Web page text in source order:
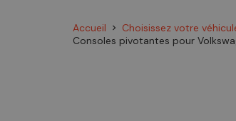
Accueil chevron_right Choisissez votre
Consoles pivotantes pour